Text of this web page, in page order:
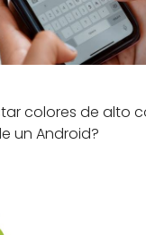
colores de alto
un Android?